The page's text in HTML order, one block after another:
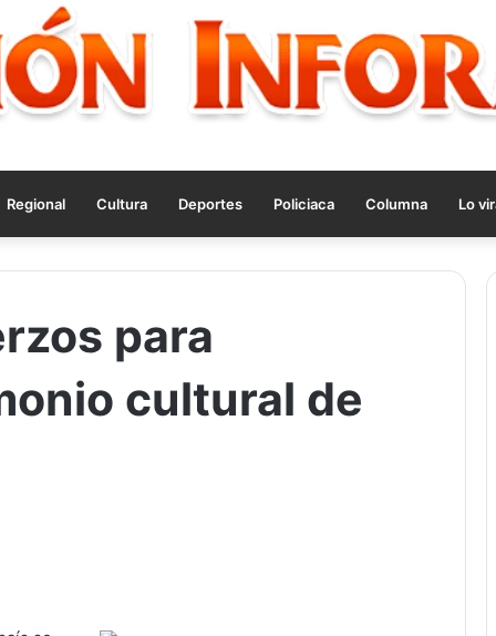
Regional Cultura Deportes Policiaca Columna Lo
para
cultural de